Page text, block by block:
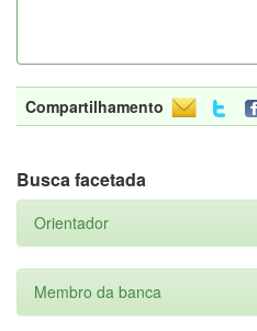
Compartilhamento
Busca facetada
Orientador
Membro da banca